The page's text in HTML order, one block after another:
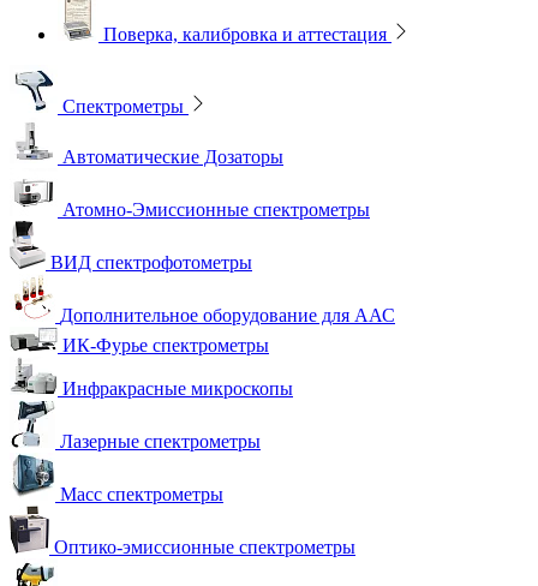
Поверка, калибровка и аттестация
Спектрометры
Автоматические Дозаторы
Атомно-Эмиссионные спектрометры
ВИД спектрофотометры
Дополнительное оборудование для ААС
ИК-Фурье спектрометры
Инфракрасные микроскопы
Лазерные спектрометры
Масс спектрометры
Оптико-эмиссионные спектрометры